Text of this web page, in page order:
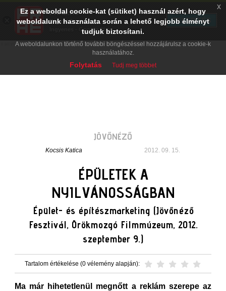
JÖVŐNÉZŐ
Kocsis Katica 2012. 09. 15.
ÉPÜLETEK A
NYILVÁNOSSÁGBAN
Épület- és építészmarketing (Jövőnéző
Fesztivál, Örökmozgó Filmmúzeum, 2012.
szeptember 9.)
Tartalom értékelése (0 vélemény alapján):
Ma már hihetetlenül megnőtt a reklám szerepe az
Ez a weboldal cookie-kat (sütiket) használ azért, hogy
weboldalunk használata során a lehető legjobb élményt
tudjuk biztosítani.
A weboldalunkon történő további böngészéssel hozzájárulsz a cookie-k
használatához.
Folytatás Tudj meg többet
x
PRAE.HU
Digital Evolution
Ingyenes - Google Play
TELEPÍTÉS